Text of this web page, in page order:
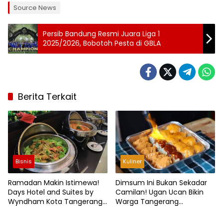
Source News
Persib Bandung Resmi Juara Liga 1
2025/2026, Bobotoh Pesta di GBLA
Berita Terkait
Bisnis
Ramadan Makin Istimewa!
Days Hotel and Suites by
Wyndham Kota Tangerang
Kuliner
Dimsum Ini Bukan Sekadar
Camilan! Ugan Ucan Bikin
Warga Tangerang